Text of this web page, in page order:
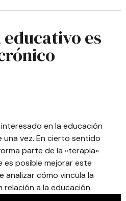
es
en la educación
una vez. En cierto sentido
parte de la «terapia»
es posible mejorar este
analizar cómo vincula la
a la educación.